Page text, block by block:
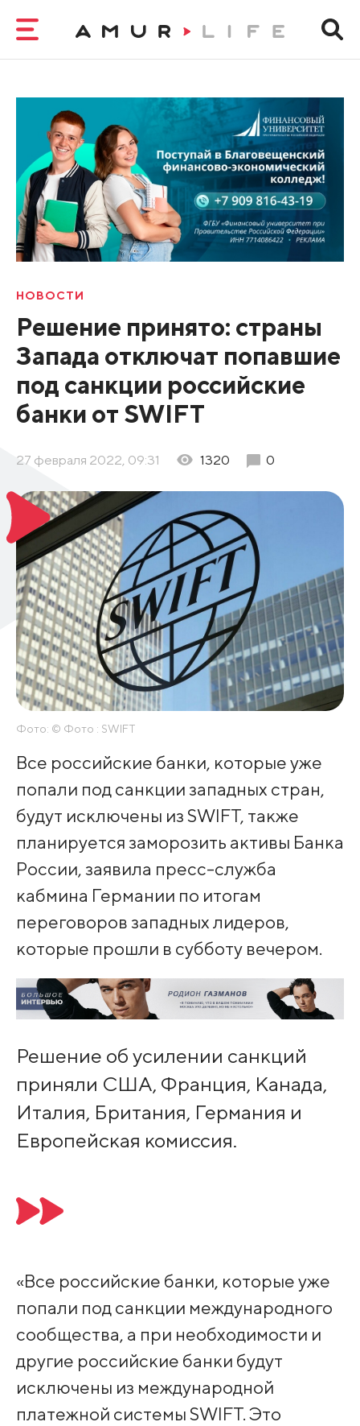
НОВОСТИ
Решение принято: страны
Запада отключат попавшие
под санкции российские
банки от SWIFT
27 февраля 2022, 09:31 1320 0
Фото: © Фото : SWIFT
Все российские банки, которые уже
попали под санкции западных стран,
будут исключены из SWIFT, также
планируется заморозить активы Банка
России, заявила пресс-служба
кабмина Германии по итогам
переговоров западных лидеров,
которые прошли в субботу вечером.
Решение об усилении санкций
приняли США, Франция, Канада,
Италия, Британия, Германия и
Европейская комиссия.
«Все российские банки, которые уже
попали под санкции международного
сообщества, а при необходимости и
другие российские банки будут
исключены из международной
платежной системы SWIFT. Это